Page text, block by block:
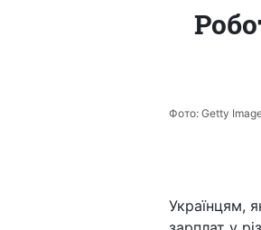
Фото: Getty
Українцям,